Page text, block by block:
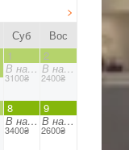
>
Суб
Вос
1
В наличии
3100₴
2
В наличии
2400₴
8
В наличии
3400₴
9
В наличии
2600₴